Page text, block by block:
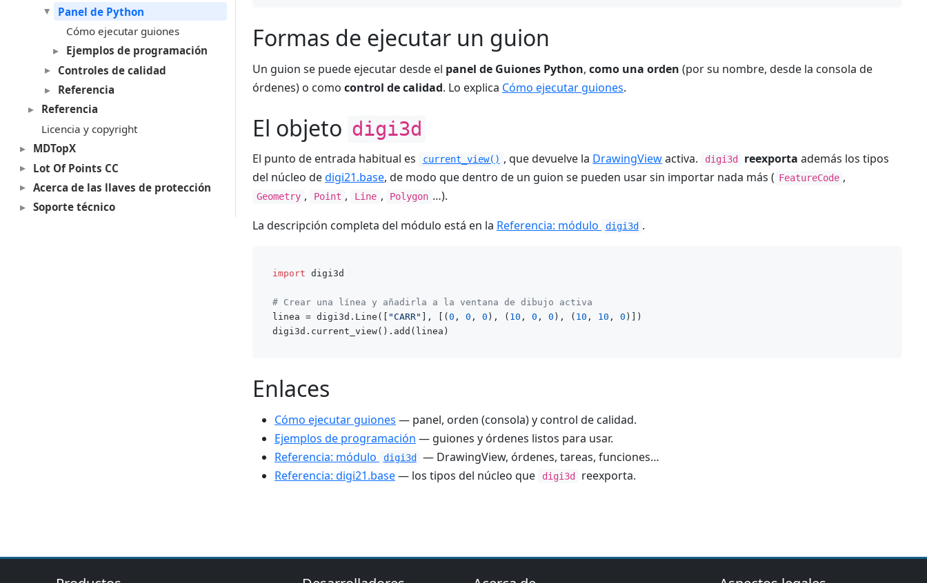
Panel de Python
Cómo ejecutar guiones
Ejemplos de programación
Controles de calidad
Referencia
Referencia
Licencia y copyright
MDTopX
Lot Of Points CC
Acerca de las llaves de protección
Soporte técnico
Formas de ejecutar un guion
Un guion se puede ejecutar desde el panel de Guiones Python, como una orden (por su nombre, desde la consola de
órdenes) o como control de calidad. Lo explica Cómo ejecutar guiones.
El objeto digi3d
El punto de entrada habitual es current_view() , que devuelve la DrawingViewactiva. digi3d reexporta además los tipos
del núcleo dedigi21.base, de modo que dentro de un guion se pueden usar sin importar nada más ( FeatureCode ,
Geometry , Point , Line , Polygon …).
La descripción completa del módulo está en la Referencia: módulo digi3d .
import digi3d
# Crear una línea y añadirla a la ventana de dibujo activa
linea = digi3d.Line([
"CARR" ], [( 0 , 0 , 0 ), ( 10 , 0 , 0 ), ( 10 , 10 , 0 )])
Enlaces
Cómo ejecutar guiones — panel, orden (consola) y control de calidad.
Ejemplos de programación — guiones y órdenes listos para usar.
Referencia: módulo
digi3d
— DrawingView, órdenes, tareas, funciones…
Referencia: digi21.base— los tipos del núcleo que digi3d reexporta.